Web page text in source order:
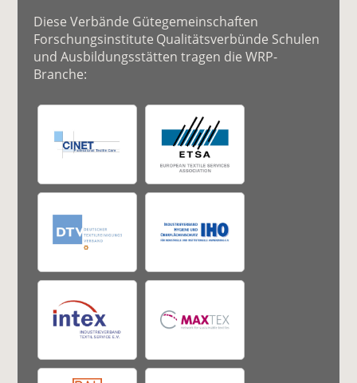
Diese Verbände Gütegemeinschaften
Forschungsinstitute Qualitätsverbünde Schulen
und Ausbildungsstätten tragen die WRP-
Branche: